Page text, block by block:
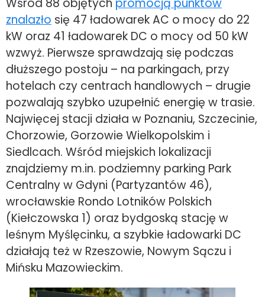
Wśród 88 objętych promocją punktów
znalazło się 47 ładowarek AC o mocy do 22
kW oraz 41 ładowarek DC o mocy od 50 kW
wzwyż. Pierwsze sprawdzają się podczas
dłuższego postoju – na parkingach, przy
hotelach czy centrach handlowych – drugie
pozwalają szybko uzupełnić energię w trasie.
Najwięcej stacji działa w Poznaniu, Szczecinie,
Chorzowie, Gorzowie Wielkopolskim i
Siedlcach. Wśród miejskich lokalizacji
znajdziemy m.in. podziemny parking Park
Centralny w Gdyni (Partyzantów 46),
wrocławskie Rondo Lotników Polskich
(Kiełczowska 1) oraz bydgoską stację w
leśnym Myślęcinku, a szybkie ładowarki DC
działają też w Rzeszowie, Nowym Sączu i
Mińsku Mazowieckim.